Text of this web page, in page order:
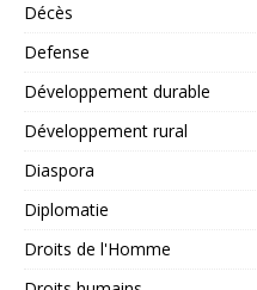
Décès
Defense
Développement durable
Développement rural
Diaspora
Diplomatie
Droits de l'Homme